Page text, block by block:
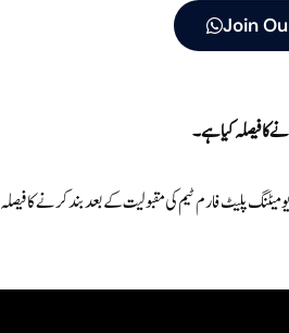
Join
پلیٹ فارم ٹیم کی مقبولیت کے بعد بند کرنے کا فیصلہ